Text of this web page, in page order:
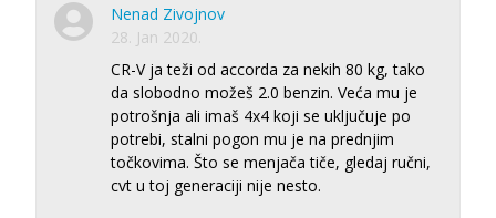
Nenad Zivojnov
28. Jan 2020.
CR-V ja teži od accorda za nekih 80 kg, tako
da slobodno možeš 2.0 benzin. Veća mu je
potrošnja ali imaš 4x4 koji se uključuje po
potrebi, stalni pogon mu je na prednjim
točkovima. Što se menjača tiče, gledaj ručni,
cvt u toj generaciji nije nesto.